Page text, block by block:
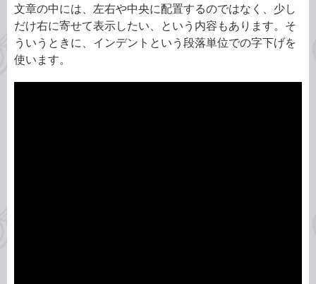
文章の中には、左右や中央に配置するのではなく、少し
だけ右に寄せて表示したい、という内容もあります。そ
ういうときに、インデントという段落単位での字下げを
使います。